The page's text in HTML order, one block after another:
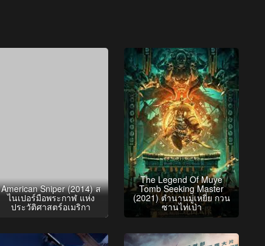
American Sniper (2014) ส
ไนเปอร์มือพระกาฬ แห่ง
ประวัติศาสตร์อเมริกา
The Legend Of Muye
Tomb Seeking Master
(2021) ตำนานมู่เหยี่ย กวน
ซานไท่เป่า